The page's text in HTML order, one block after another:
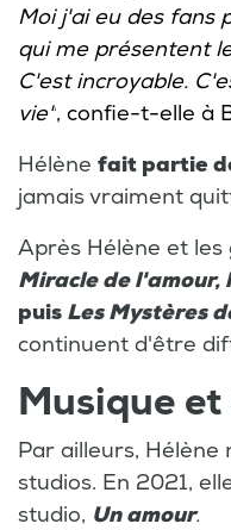
Moi j'ai eu des fans
qui me présentent
C'est incroyable.
vie", confie-t-elle à
Hélène fait partie
jamais vraiment
Après Hélène et les
Miracle de l'amour,
puis Les Mystères
continuent d'être
Musique
Par ailleurs,
studios. En 2021,
studio, Un amour.